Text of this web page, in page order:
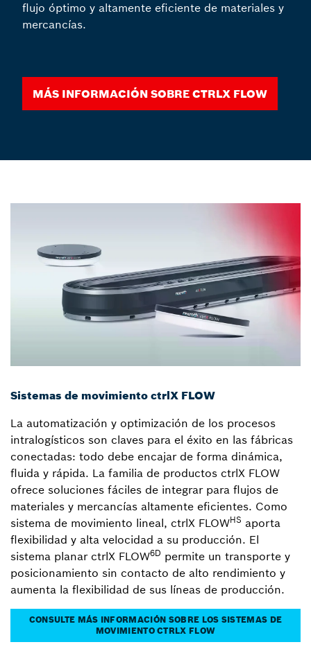
flujo óptimo y altamente eficiente de materiales y
mercancías.
Más información sobre ctrlX FLOW
Sistemas de movimiento ctrlX FLOW
La automatización y optimización de los procesos
intralogísticos son claves para el éxito en las fábricas
conectadas: todo debe encajar de forma dinámica,
fluida y rápida. La familia de productos ctrlX FLOW
ofrece soluciones fáciles de integrar para flujos de
materiales y mercancías altamente eficientes. Como
sistema de movimiento lineal, ctrlX FLOWHS aporta
flexibilidad y alta velocidad a su producción. El
sistema planar ctrlX FLOW6D permite un transporte y
posicionamiento sin contacto de alto rendimiento y
aumenta la flexibilidad de sus líneas de producción.
CONSULTE MÁS INFORMACIÓN SOBRE LOS SISTEMAS DE
MOVIMIENTO CTRLX FLOW